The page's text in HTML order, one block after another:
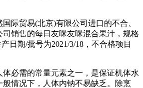
际贸易(北京)有限公司进口的不合、
司销售的每日友咪友咪混合果汁，规格
日期/批号为2021/3/18，不合格项目
必需的常量元素之一，是保证机体水
情况下，人体内钠不易缺乏。除烹